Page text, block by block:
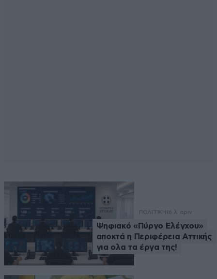
ΠΟΛΙΤΙΚΗ 16 λ. πριν
Ψηφιακό «Πύργο Ελέγχου»
αποκτά η Περιφέρεια Αττικής
για ολα τα έργα της!